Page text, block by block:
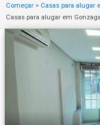
Começar > Casas para alugar
Casas para alugar em Gonzaga